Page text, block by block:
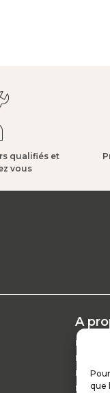
que
qualifiés et
vous​
A
Nos
Nos